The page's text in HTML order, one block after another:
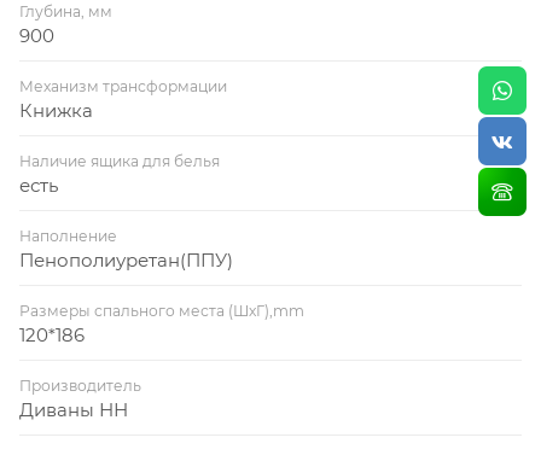
Глубина, мм
900
Механизм трансформации
Книжка
Наличие ящика для белья
есть
Наполнение
Пенополиуретан(ППУ)
Размеры спального места (ШхГ),mm
120*186
Производитель
Диваны НН